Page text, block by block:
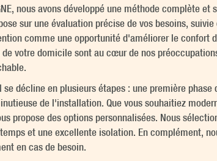
nous avons développé une méthode
sur une évaluation précise de vos besoins,
comme une opportunité d'améliorer le
votre domicile sont au cœur de nos
se décline en plusieurs étapes : une première
de l'installation. Que vous souhaitiez
propose des options personnalisées. Nous
et une excellente isolation. En complément,
en cas de besoin.